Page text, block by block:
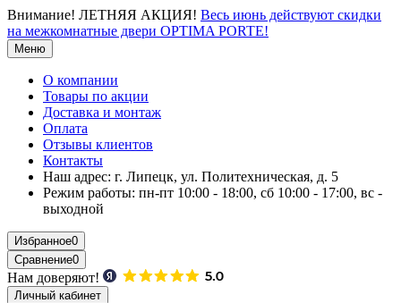
Внимание! ЛЕТНЯЯ АКЦИЯ! Весь июнь действуют скидки
на межкомнатные двери OPTIMA PORTE!
Меню
О компании
Товары по акции
Доставка и монтаж
Оплата
Отзывы клиентов
Контакты
Наш адрес: г. Липецк, ул. Политехническая, д. 5
Режим работы: пн-пт 10:00 - 18:00, сб 10:00 - 17:00, вс -
выходной
Избранное0
Сравнение0
Нам доверяют!
Личный кабинет